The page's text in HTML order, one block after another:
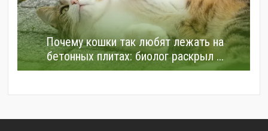
Почему кошки так любят лежать на
бетонных плитах: биолог раскрыл ...